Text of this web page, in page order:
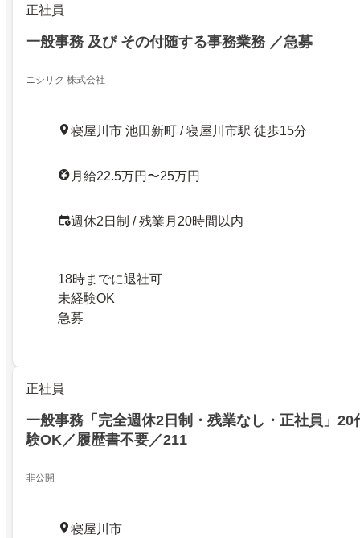
正社員
一般事務 及び その付随する事務業務 ／急募
ニシリク 株式会社
寝屋川市 池田新町 / 寝屋川市駅 徒歩15分
月給22.5万円〜25万円
週休2日制 / 残業月20時間以内
18時までに退社可
未経験OK
急募
正社員
一般事務「完全週休2日制・残業なし・正社員」20
験OK／履歴書不要／211
非公開
寝屋川市